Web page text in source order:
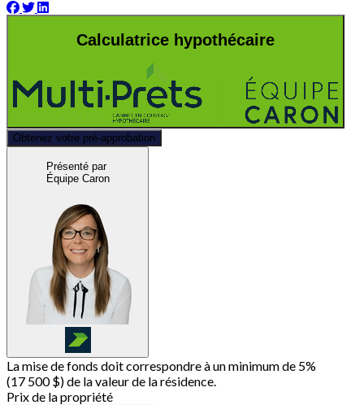
Calculatrice hypothécaire
Obtenez votre pré-approbation
Présenté par
Équipe Caron
La mise de fonds doit correspondre à un minimum de 5%
(17 500 $) de la valeur de la résidence.
Prix de la propriété